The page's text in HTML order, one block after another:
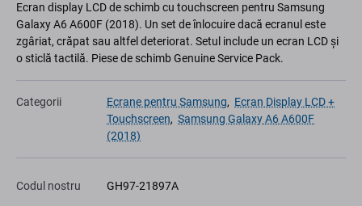
Ecran display LCD de schimb cu touchscreen pentru Samsung
Galaxy A6 A600F (2018). Un set de înlocuire dacă ecranul este
zgâriat, crăpat sau altfel deteriorat. Setul include un ecran LCD și
o sticlă tactilă. Piese de schimb Genuine Service Pack.
Categorii Ecrane pentru Samsung, Ecran Display LCD +
Touchscreen, Samsung Galaxy A6 A600F
(2018)
Codul nostru GH97-21897A